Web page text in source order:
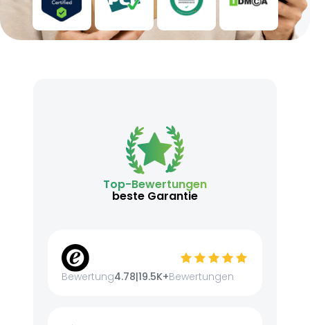
Top-Bewertungen
beste Garantie
Bewertung4.78|19.5K+Bewertungen